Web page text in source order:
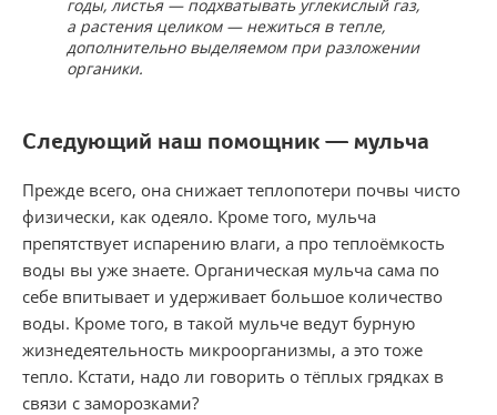
годы, листья — подхватывать углекислый газ,
а растения целиком — нежиться в тепле,
дополнительно выделяемом при разложении
органики.
Следующий наш помощник — мульча
Прежде всего, она снижает теплопотери почвы чисто
физически, как одеяло. Кроме того, мульча
препятствует испарению влаги, а про теплоёмкость
воды вы уже знаете. Органическая мульча сама по
себе впитывает и удерживает большое количество
воды. Кроме того, в такой мульче ведут бурную
жизнедеятельность микроорганизмы, а это тоже
тепло. Кстати, надо ли говорить о тёплых грядках в
связи с заморозками?